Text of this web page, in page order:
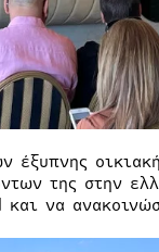
έξυπνης
της στην
και να